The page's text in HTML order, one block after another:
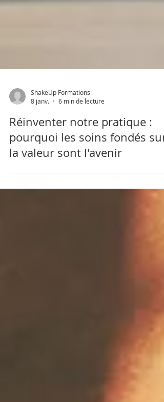
ShakeUp Formations
8 janv.
6 min de lecture
Réinventer notre pratique :
la valeur sont l'avenir